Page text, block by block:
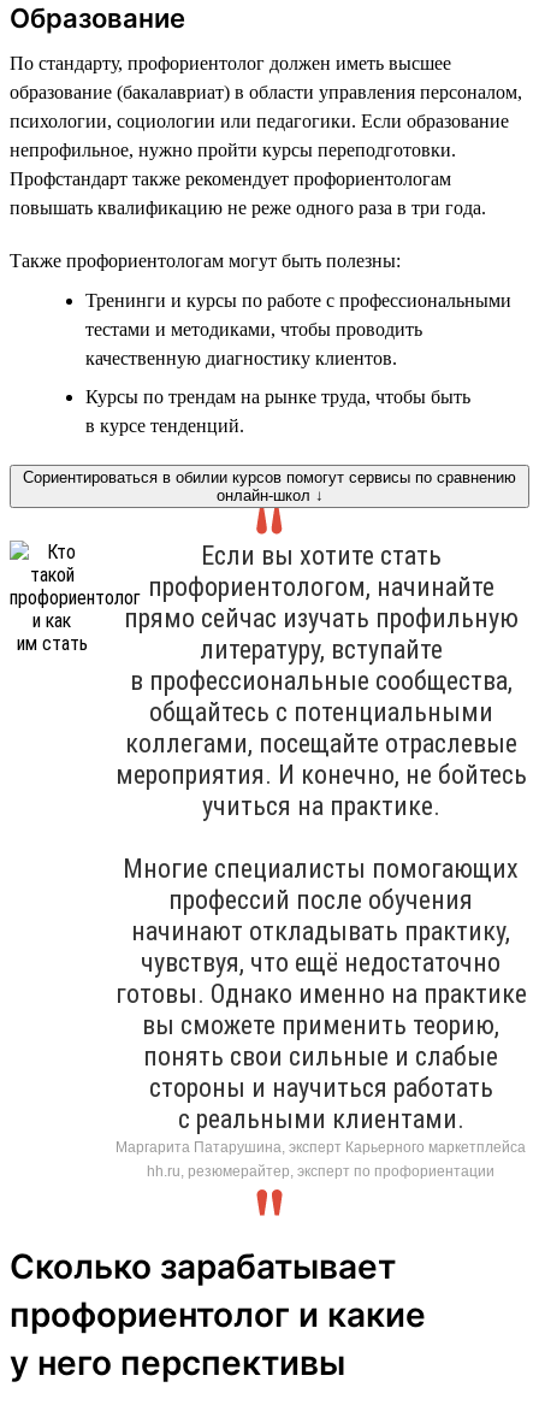
Образование
По стандарту, профориентолог должен иметь высшее
образование (бакалавриат) в области управления персоналом,
психологии, социологии или педагогики. Если образование
непрофильное, нужно пройти курсы переподготовки.
Профстандарт также рекомендует профориентологам
повышать квалификацию не реже одного раза в три года.
Также профориентологам могут быть полезны:
Тренинги и курсы по работе с профессиональными
тестами и методиками, чтобы проводить
качественную диагностику клиентов.
Курсы по трендам на рынке труда, чтобы быть
в курсе тенденций.
Сориентироваться в обилии курсов помогут сервисы по сравнению
онлайн-школ ↓
Если вы хотите стать
профориентологом, начинайте
прямо сейчас изучать профильную
литературу, вступайте
в профессиональные сообщества,
общайтесь с потенциальными
коллегами, посещайте отраслевые
мероприятия. И конечно, не бойтесь
учиться на практике.
Многие специалисты помогающих
профессий после обучения
начинают откладывать практику,
чувствуя, что ещё недостаточно
готовы. Однако именно на практике
вы сможете применить теорию,
понять свои сильные и слабые
стороны и научиться работать
с реальными клиентами.
Маргарита Патарушина, эксперт Карьерного маркетплейса
hh.ru, резюмерайтер, эксперт по профориентации
Сколько зарабатывает
профориентолог и какие
у него перспективы